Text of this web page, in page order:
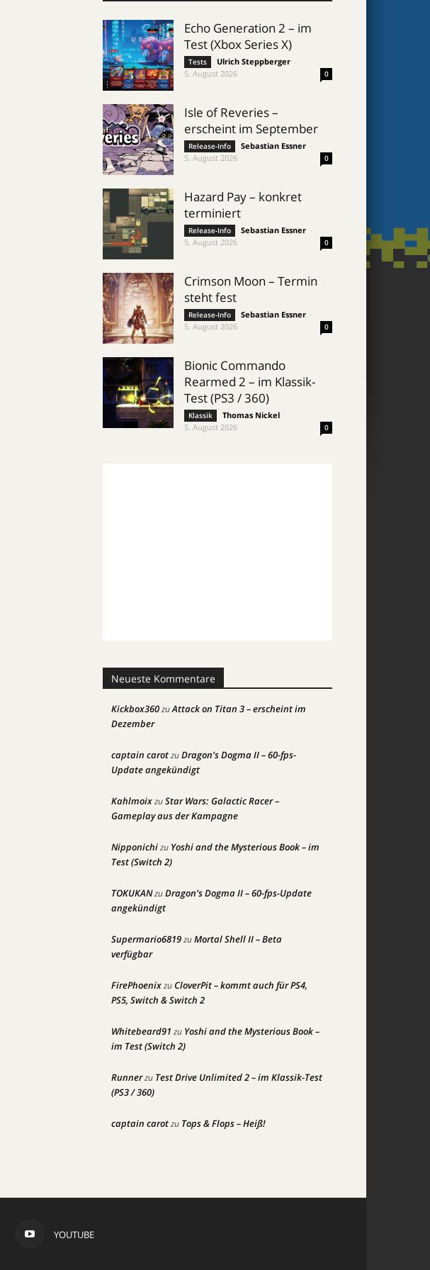
Echo Generation 2 – im
Test (Xbox Series X)
Tests Ulrich Steppberger
5. August 2026
0
Isle of Reveries –
erscheint im September
Release-Info Sebastian Essner
5. August 2026
0
Hazard Pay – konkret
terminiert
Release-Info Sebastian Essner
5. August 2026
0
Crimson Moon – Termin
steht fest
Release-Info Sebastian Essner
5. August 2026
0
Bionic Commando
Rearmed 2 – im Klassik-
Test (PS3 / 360)
Klassik Thomas Nickel
5. August 2026
0
Neueste Kommentare
Kickbox360zuAttack on Titan 3 – erscheint im
Dezember
captain carotzuDragon’s Dogma II – 60-fps-
Update angekündigt
KahlmoixzuStar Wars: Galactic Racer –
Gameplay aus der Kampagne
Nipponichizu Yoshi and the Mysterious Book – im
Test (Switch 2)
TOKUKANzuDragon’s Dogma II – 60-fps-Update
angekündigt
Supermario6819zuMortal Shell II – Beta
verfügbar
FirePhoenixzuCloverPit – kommt auch für PS4,
PS5, Switch & Switch 2
Whitebeard91 zu Yoshi and the Mysterious Book –
im Test (Switch 2)
Runnerzu Test Drive Unlimited 2 – im Klassik-Test
(PS3 / 360)
captain carotzu Tops & Flops – Heiß!
YOUTUBE